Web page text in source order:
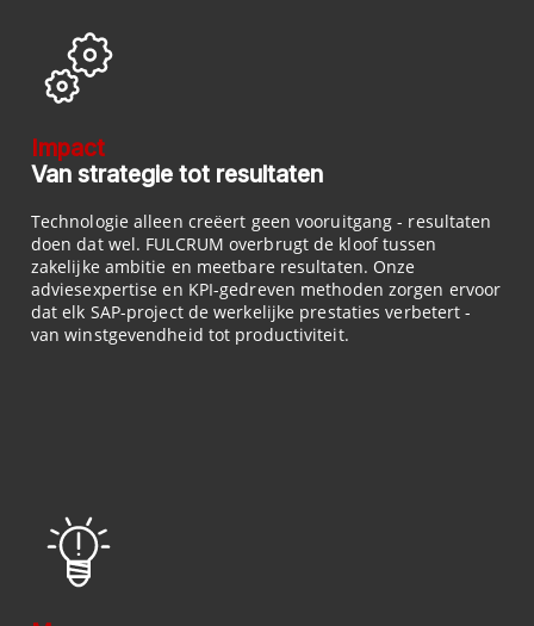
Impact
Van strategie tot resultaten
Technologie alleen creëert geen vooruitgang - resultaten
doen dat wel. FULCRUM overbrugt de kloof tussen
zakelijke ambitie en meetbare resultaten. Onze
adviesexpertise en KPI-gedreven methoden zorgen ervoor
dat elk SAP-project de werkelijke prestaties verbetert -
van winstgevendheid tot productiviteit.